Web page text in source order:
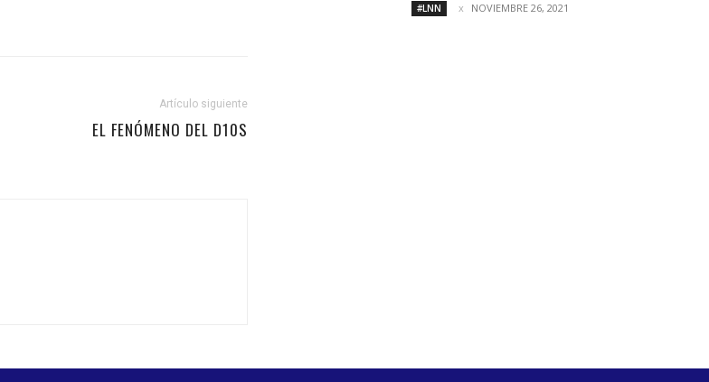
Artículo siguiente
EL FENÓMENO DEL D10S
#LNN NOVIEMBRE 26, 2021